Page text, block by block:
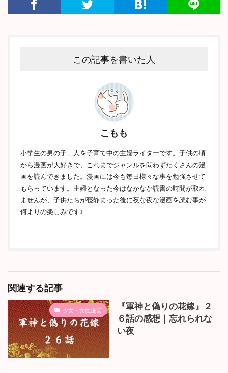
この記事を書いた人
こもも
小学生の男の子二人を子育て中の主婦ライターです。子供の頃
から漫画が大好きで、これまでジャンルを問わずたくさんの漫
画を読んできました。漫画には今も毎日様々な事を勉強させて
もらっています。主婦となった今はなかなか読書の時間が取れ
ませんが、子供たちが寝静まった後に夜な夜な漫画を読む事が
何よりの楽しみです♪
関連する記事
少女・女性漫画
『軍神と偽りの花嫁』２
６話の感想｜忘れられな
い夜